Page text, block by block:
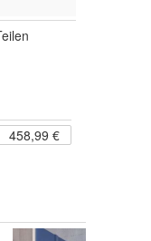
458,99 €